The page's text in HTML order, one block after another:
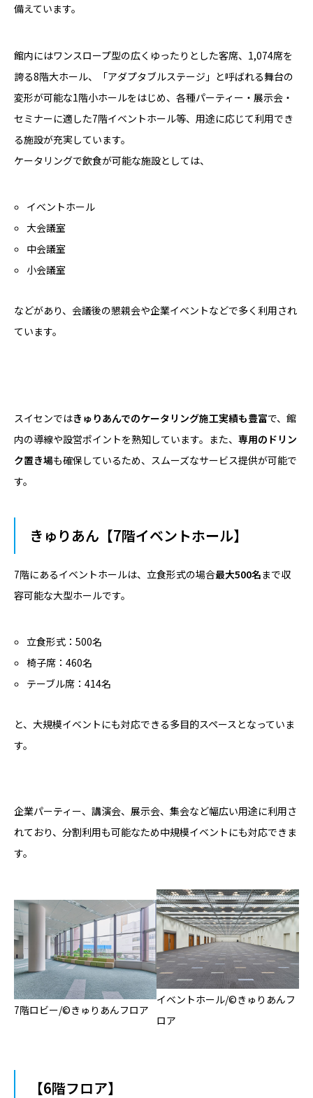
備えています。
館内にはワンスロープ型の広くゆったりとした客席、1,074席を
誇る8階大ホール、「アダプタブルステージ」と呼ばれる舞台の
変形が可能な1階小ホールをはじめ、各種パーティー・展示会・
セミナーに適した7階イベントホール等、用途に応じて利用でき
る施設が充実しています。
ケータリングで飲食が可能な施設としては、
イベントホール
大会議室
中会議室
小会議室
などがあり、会議後の懇親会や企業イベントなどで多く利用され
ています。
スイセンではきゅりあんでのケータリング施工実績も豊富で、館
内の導線や設営ポイントを熟知しています。また、 専用のドリン
ク置き場も確保しているため、スムーズなサービス提供が可能で
す。
きゅりあん【7階イベントホール】
7階にあるイベントホールは、立食形式の場合最大500名まで収
容可能な大型ホールです。
立食形式：500名
椅子席：460名
テーブル席：414名
と、大規模イベントにも対応できる多目的スペースとなっていま
す。
企業パーティー、講演会、展示会、集会など幅広い用途に利用さ
れており、分割利用も可能なため中規模イベントにも対応できま
す。
7階ロビー/©きゅりあんフロア
イベントホール/©きゅりあんフ
ロア
【6階フロア】